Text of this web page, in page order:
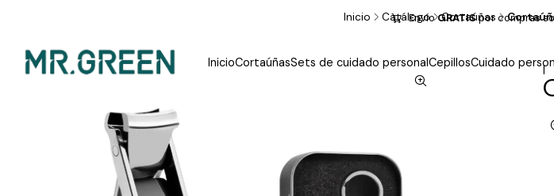
InicioCortaúñasSets de cuidado personalCepillosCuidado
EnvíoGRATISpor compras
Inicio Catálogo Cortaúñas
|